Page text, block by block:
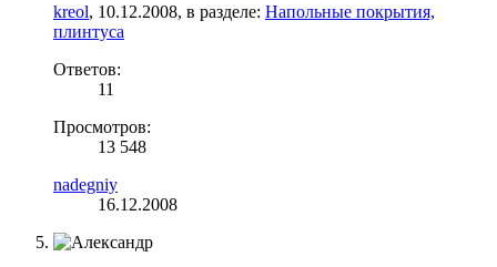
kreol, 10.12.2008, в разделе: Напольные покрытия,
плинтуса
Ответов:
11
Просмотров:
13 548
nadegniy
16.12.2008